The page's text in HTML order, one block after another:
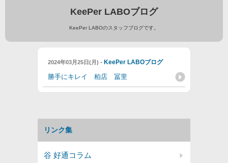
KeePer LABOブログ
KeePer LABOのスタッフブログです。
2024年03月25日(月) - KeePer LABOブログ
勝手にキレイ 柏店 冨里
リンク集
谷 好通コラム